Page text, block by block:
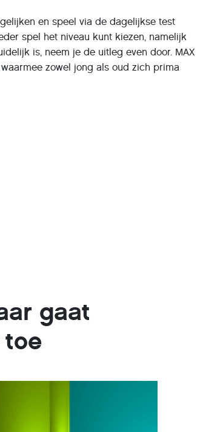
en speel via de dagelijkse test
spel het niveau kunt kiezen, namelijk
is, neem je de uitleg even door. MAX
zowel jong als oud zich prima
gaat